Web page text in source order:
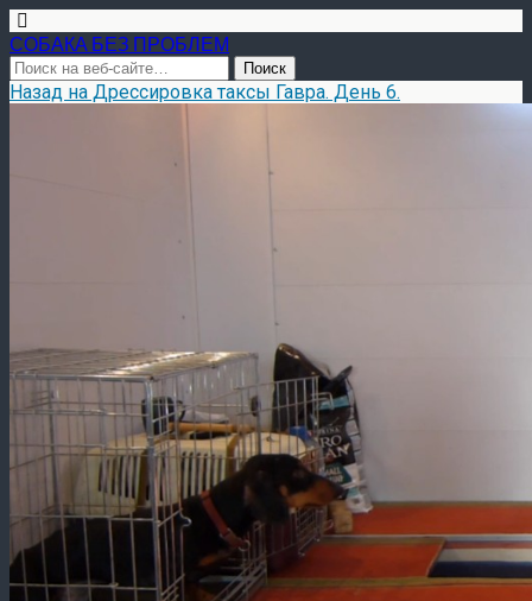
СОБАКА БЕЗ ПРОБЛЕМ
Назад на Дрессировка таксы Гавра. День 6.